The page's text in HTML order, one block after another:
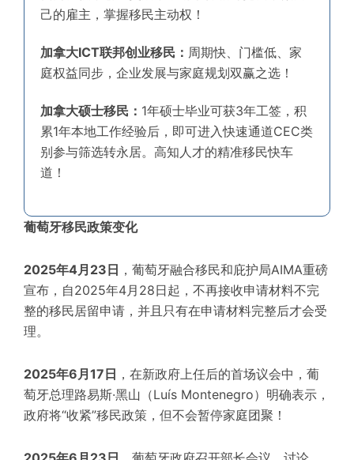
己的雇主，掌握移民主动权！
加拿大ICT联邦创业移民： 周期快、门槛低、家
庭权益同步，企业发展与家庭规划双赢之选！
加拿大硕士移民： 1年硕士毕业可获3年工签，积
累1年本地工作经验后，即可进入快速通道CEC类
别参与筛选转永居。高知人才的精准移民快车
道！
葡萄牙移民政策变化
2025年4月23日 ，葡萄牙融合移民和庇护局AIMA重磅
宣布，自2025年4月28日起，不再接收申请材料不完
整的移民居留申请，并且只有在申请材料完整后才会受
理。
2025年6月17日 ，在新政府上任后的首场议会中，葡
萄牙总理路易斯·黑山（Luís Montenegro）明确表示，
政府将“收紧”移民政策，但不会暂停家庭团聚！